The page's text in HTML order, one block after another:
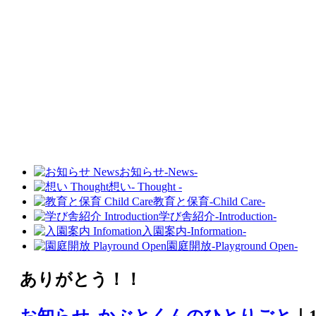
お知らせ-News-
想い- Thought -
教育と保育-Child Care-
学び舎紹介-Introduction-
入園案内-Information-
園庭開放-Playground Open-
ありがとう！！